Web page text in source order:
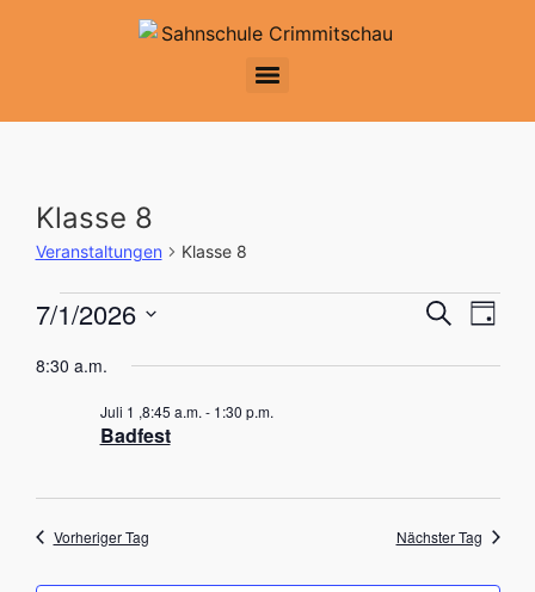
Klasse 8
Veranstaltungen Klasse 8
Suche
SucheTag
7/1/2026
wählen.
8:30 a.m.
Badfest
Juli 1 ,8:45 a.m. - 1:30 p.m.
Vorheriger Tag Nächster Tag